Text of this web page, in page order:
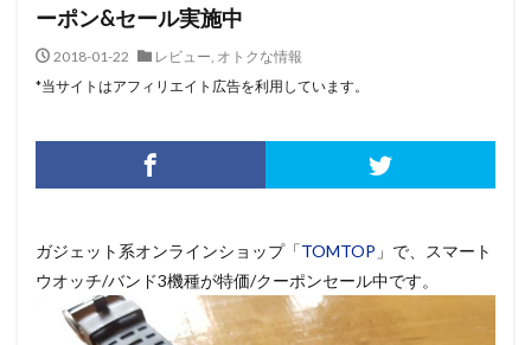
ーポン&セール実施中
2018-01-22 レビュー, オトクな情報
*当サイトはアフィリエイト広告を利用しています。
ガジェット系オンラインショップ「TOMTOP 」で、スマート
ウオッチ/バンド3機種が特価/クーポンセール中です。